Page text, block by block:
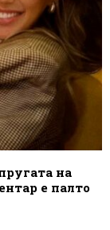
на
е палто